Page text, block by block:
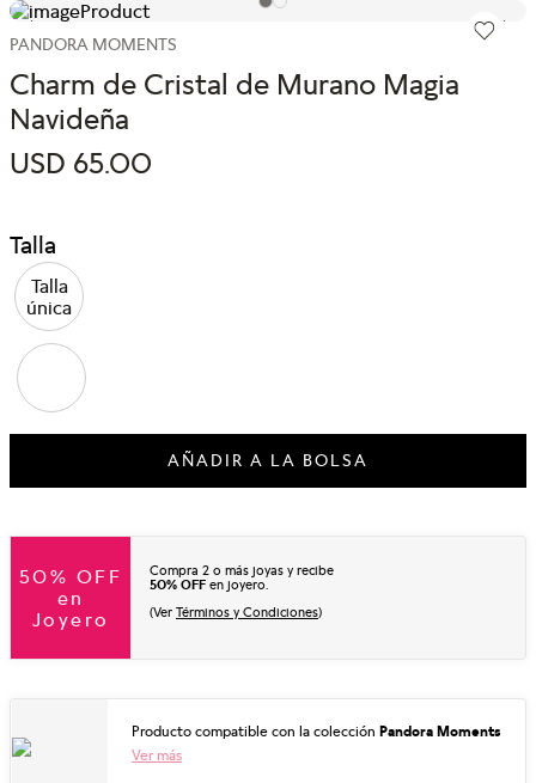
PANDORA MOMENTS
Charm de Cristal de Murano Magia
Navideña
USD 65.00
Talla
Talla
única
AÑADIR A LA BOLSA
50% OFF
en
Joyero
Compra 2 o más joyas y recibe
50% OFF en joyero.
(Ver Términos y Condiciones)
Producto compatible con la colección Pandora Moments
Ver más